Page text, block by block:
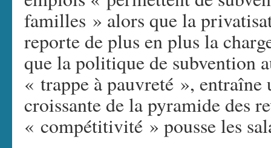
familles » alors que la
reporte de plus en plus la
que la politique de subvention
« trappe à pauvreté »,
croissante de la pyramide des
« compétitivité » pousse les